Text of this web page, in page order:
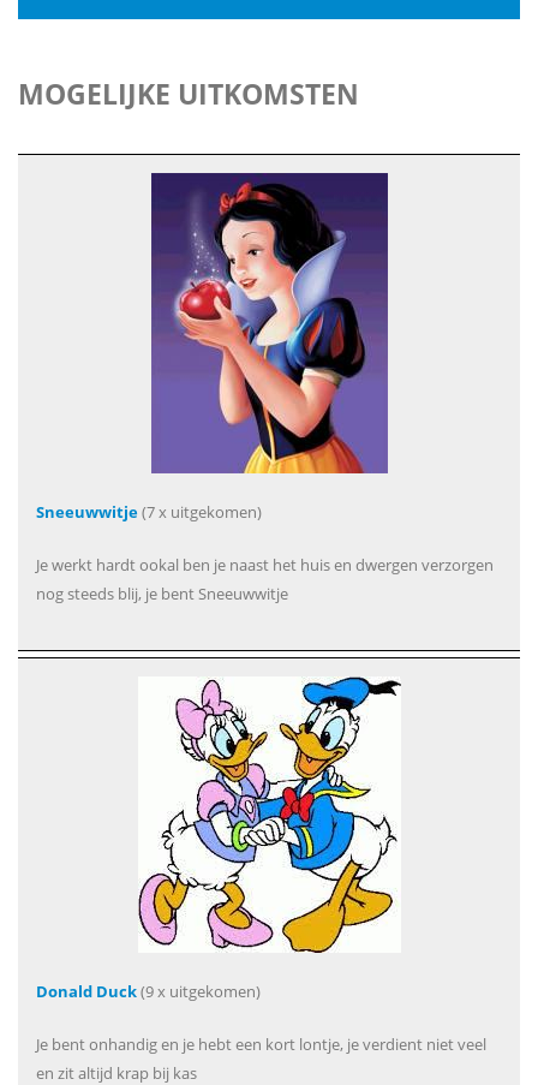
MOGELIJKE UITKOMSTEN
Sneeuwwitje(7 x uitgekomen)
Je werkt hardt ookal ben je naast het huis en dwergen verzorgen
nog steeds blij, je bent Sneeuwwitje
Donald Duck(9 x uitgekomen)
Je bent onhandig en je hebt een kort lontje, je verdient niet veel
en zit altijd krap bij kas